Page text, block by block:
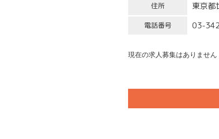
住所 東京
電話番号 03-
現在の求人募集はありません